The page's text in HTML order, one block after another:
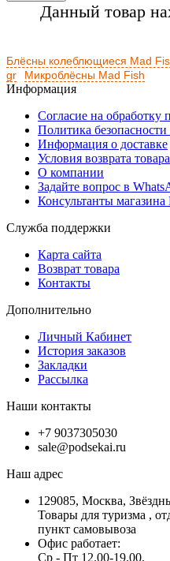
Данный товар
Блёсны колеблющиеся Mad
gr
Микроблёсны Mad Fish
Информация
Согласие на обработку
Политика безопасности
Информация о доставке
Условия возврата товара
О компании
Задайте вопрос в
Консультанты
Служба поддержки
Карта сайта
Возврат товара
Контакты
Дополнительно
Личный Кабинет
История заказов
Закладки
Рассылка
Наши контакты
+7 9037305030
sale@podsekai.ru
Наш адрес
129085, Москва,
Товары для туризма ,
пункт самовывоза
Офис работает:
Ср - Пт 12.00-19.00.